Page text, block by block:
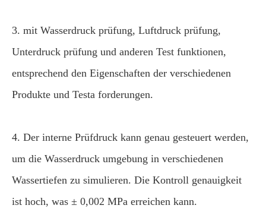
3. mit Wasserdruck prüfung, Luftdruck prüfung,
Unterdruck prüfung und anderen Test funktionen,
entsprechend den Eigenschaften der verschiedenen
Produkte und Testa forderungen.
4. Der interne Prüfdruck kann genau gesteuert werden,
um die Wasserdruck umgebung in verschiedenen
Wassertiefen zu simulieren. Die Kontroll genauigkeit
ist hoch, was ± 0,002 MPa erreichen kann.